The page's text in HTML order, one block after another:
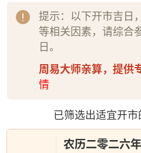
提示：以下开市吉日
等相关因素，请综合
日。
周易大师亲算，提供
情
已筛选出适宜开市
农历二零二六